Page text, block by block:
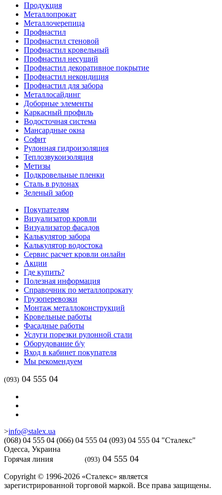
Продукция
Металлопрокат
Металлочерепица
Профнастил
Профнастил стеновой
Профнастил кровельный
Профнастил несущий
Профнастил декоративное покрытие
Профнастил некондиция
Профнастил для забора
Металлосайдинг
Доборные элементы
Каркасный профиль
Водосточная система
Мансардные окна
Софит
Рулонная гидроизоляция
Теплозвукоизоляция
Метизы
Подкровельные пленки
Сталь в рулонах
Зеленый забор
Покупателям
Визуализатор кровли
Визуализатор фасадов
Калькулятор забора
Калькулятор водостока
Сервис расчет кровли онлайн
Акции
Где купить?
Полезная информация
Справочник по металлопрокату
Грузоперевозки
Монтаж металлоконструкций
Кровельные работы
Фасадные работы
Услуги порезки рулонной стали
Оборудование б/у
Вход в кабинет покупателя
Мы рекомендуем
(093) 04 555 04
>info@stalex.ua
(068) 04 555 04 (066) 04 555 04 (093) 04 555 04 "Сталекс"
Одесса, Украина
Горячая линия
(093) 04 555 04
Copyright © 1996-2026 «Сталекс» является
зарегистрированной торговой маркой. Все права защищены.